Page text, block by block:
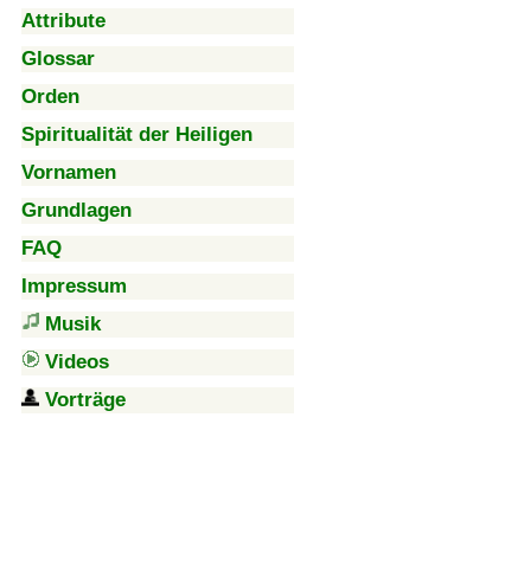
Attribute
Glossar
Orden
Spiritualität der Heiligen
Vornamen
Grundlagen
FAQ
Impressum
Musik
Videos
Vorträge